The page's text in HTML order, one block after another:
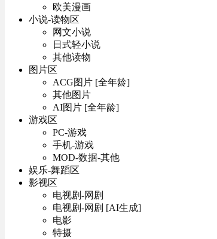
欧美漫画
小说-读物区
网文小说
日式轻小说
其他读物
图片区
ACG图片 [全年龄]
其他图片
AI图片 [全年龄]
游戏区
PC-游戏
手机-游戏
MOD-数据-其他
娱乐-舞蹈区
影视区
电视剧-网剧
电视剧-网剧 [AI生成]
电影
特摄